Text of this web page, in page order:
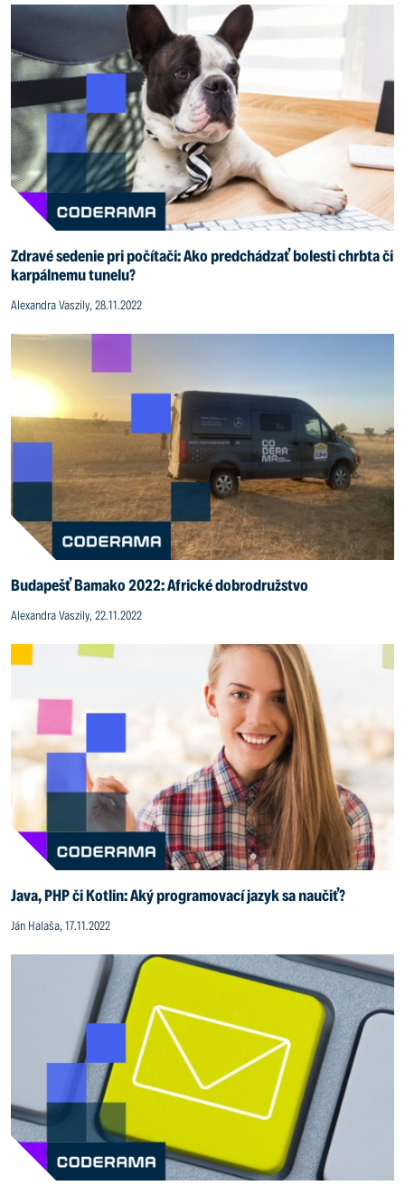
Zdravé sedenie pri počítači: Ako predchádzať bolesti chrbta či
karpálnemu tunelu?
Alexandra Vaszily, 28.11.2022
Budapešť Bamako 2022: Africké dobrodružstvo
Alexandra Vaszily, 22.11.2022
Java, PHP či Kotlin: Aký programovací jazyk sa naučiť?
Ján Halaša, 17.11.2022